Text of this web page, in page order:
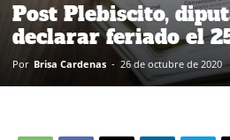
Post Plebiscito,
declarar feriado el
Por Brisa Cardenas - 26 de octubre de 2020